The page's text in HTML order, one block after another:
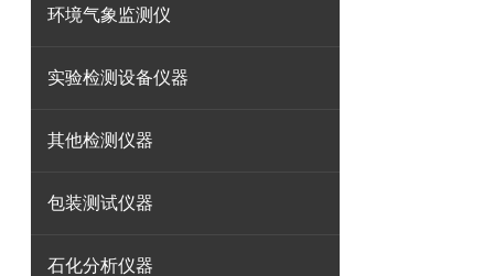
环境气象监测仪
实验检测设备仪器
其他检测仪器
包装测试仪器
石化分析仪器